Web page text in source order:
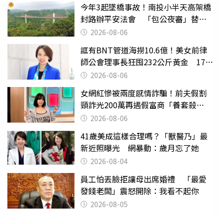
今年3起墜橋事故！南投小半天高架橋
封路辦平安法會 「包公夜審」替亡
魂伸冤
2026-08-06
誆有BNT管道海撈10.6億！美女前律
師公會理事長狂囤232公斤黃金 17人
遭起訴
2026-08-06
女網紅慘被兩度感情詐騙！前夫假割
頸詐光200萬再遇假富商「養套殺
2000萬」
2026-08-06
41歲美成這樣合理嗎？「獸醫乃」最
新近照曝光 網暴動：歲月忘了她
2026-08-04
員工怕丟臉拒讓母出席婚禮 「最愛
發錢老闆」震怒開除：我看不起你
2026-08-05